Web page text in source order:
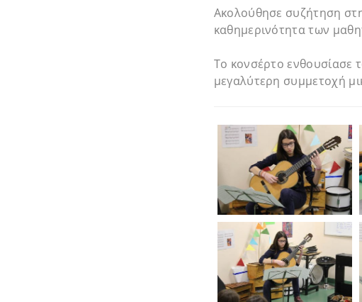
Ακολούθησε συζήτηση
καθημερινότητα των
Το κονσέρτο ενθουσίασε
μεγαλύτερη συμμετοχή